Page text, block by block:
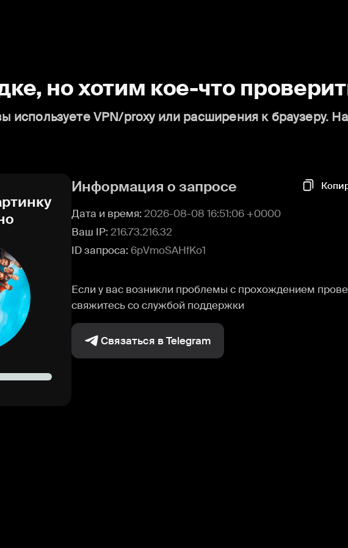
но хотим кое-что
используете VPN/proxy или расширения к браузеру.
Информация о запросе
Дата и время: 2026-08-08 16:51:06 +0000
Ваш IP: 216.73.216.32
ID запроса: 6pVmoSAHfKo1
Если у вас возникли проблемы с прохождением
свяжитесь со службой поддержки
Связаться в Telegram